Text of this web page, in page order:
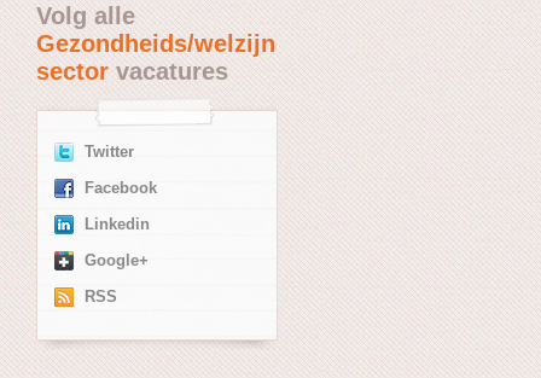
Volg alle
Gezondheids/welzijn
sectorvacatures
Twitter
Facebook
Linkedin
Google+
RSS